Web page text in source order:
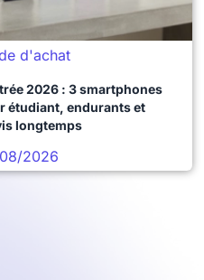
d'achat
2026 : 3 smartphones
étudiant, endurants et
longtemps
2026